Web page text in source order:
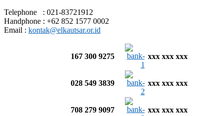
Telephone : 021-83721912
Handphone : +62 852 1577 0002
Email : kontak@elkautsar.or.id
167 300 9275 xxx xxx xxx
028 549 3839 xxx xxx xxx
708 279 9097 xxx xxx xxx